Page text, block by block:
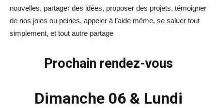
nouvelles, partager des idées, proposer des projets, témoigner
de nos joies ou peines, appeler à l’aide même, se saluer tout
simplement, et tout autre partage
Prochain rendez-vous
Dimanche 06 & Lundi